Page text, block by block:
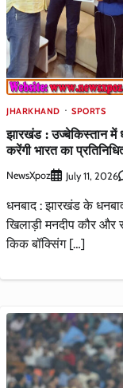
JHARKHAND SPORTS
झारखंड : उज्बेकिस्तान में
करेंगी भारत का
NewsXpoz July 11, 2026
धनबाद : झारखंड के
खिलाड़ी मनदीप कौर और
किक बॉक्सिंग […]